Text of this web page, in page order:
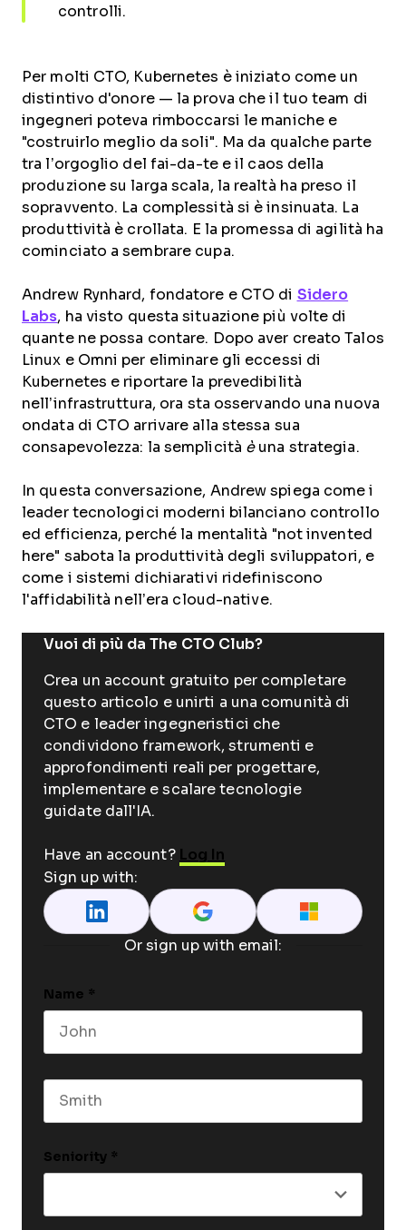
controlli.
Per molti CTO, Kubernetes è iniziato come un
distintivo d'onore — la prova che il tuo team di
ingegneri poteva rimboccarsi le maniche e
"costruirlo meglio da soli". Ma da qualche parte
tra l’orgoglio del fai-da-te e il caos della
produzione su larga scala, la realtà ha preso il
sopravvento. La complessità si è insinuata. La
produttività è crollata. E la promessa di agilità ha
cominciato a sembrare cupa.
Andrew Rynhard, fondatore e CTO di Sidero
Labs, ha visto questa situazione più volte di
quante ne possa contare. Dopo aver creato Talos
Linux e Omni per eliminare gli eccessi di
Kubernetes e riportare la prevedibilità
nell’infrastruttura, ora sta osservando una nuova
ondata di CTO arrivare alla stessa sua
consapevolezza: la semplicità èuna strategia.
In questa conversazione, Andrew spiega come i
leader tecnologici moderni bilanciano controllo
ed efficienza, perché la mentalità "not invented
here" sabota la produttività degli sviluppatori, e
come i sistemi dichiarativi ridefiniscono
l'affidabilità nell’era cloud-native.
Vuoi di più da The CTO Club?
Crea un account gratuito per completare
questo articolo e unirti a una comunità di
CTO e leader ingegneristici che
condividono framework, strumenti e
approfondimenti reali per progettare,
implementare e scalare tecnologie
guidate dall'IA.
Have an account? Log In
Sign up with:
Or sign up with email:
Name *
Seniority *